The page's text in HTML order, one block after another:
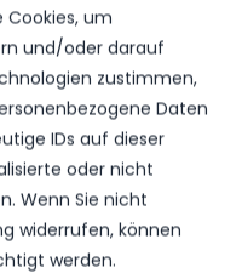
Cookies, um
und/oder darauf
zustimmen,
Daten
IDs auf dieser
oder nicht
Wenn Sie nicht
widerrufen, können
werden.
D1-JUGEND
0
0